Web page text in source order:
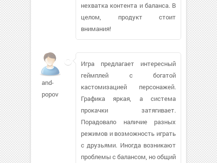
нехватка контента и баланса. В
целом, продукт стоит
внимания!
and-
popov
Игра предлагает интересный
геймплей с богатой
кастомизацией персонажей.
Графика яркая, а система
прокачки затягивает.
Порадовало наличие разных
режимов и возможность играть
с друзьями. Иногда возникают
проблемы с балансом, но общий